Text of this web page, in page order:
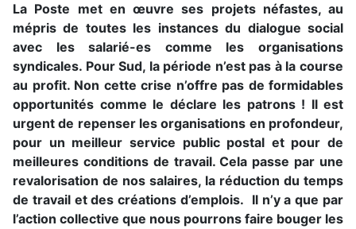
La Poste met en œuvre ses projets néfastes, au
mépris de toutes les instances du dialogue social
avec les salarié-es comme les organisations
syndicales. Pour Sud, la période n’est pas à la course
au profit. Non cette crise n’offre pas de formidables
opportunités comme le déclare les patrons ! Il est
urgent de repenser les organisations en profondeur,
pour un meilleur service public postal et pour de
meilleures conditions de travail. Cela passe par une
revalorisation de nos salaires, la réduction du temps
de travail et des créations d’emplois. Il n’y a que par
l’action collective que nous pourrons faire bouger les